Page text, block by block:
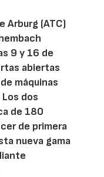
Arburg (ATC)
9 y 16 de
abiertas
máquinas
dos
de 180
de primera
nueva gama